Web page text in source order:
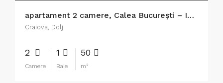
apartament 2 camere, Calea București – Institut – Petre Ispirescu
Craiova, Dolj
2
Camere
1
Baie
50
m²